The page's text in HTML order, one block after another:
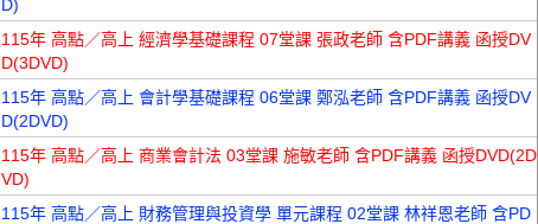
D)
115年 高點／高上 經濟學基礎課程 07堂課 張政老師 含PDF講義 函授DV
D(3DVD)
115年 高點／高上 會計學基礎課程 06堂課 鄭泓老師 含PDF講義 函授DV
D(2DVD)
115年 高點／高上 商業會計法 03堂課 施敏老師 含PDF講義 函授DVD(2D
VD)
115年 高點／高上 財務管理與投資學 單元課程 02堂課 林祥恩老師 含PD